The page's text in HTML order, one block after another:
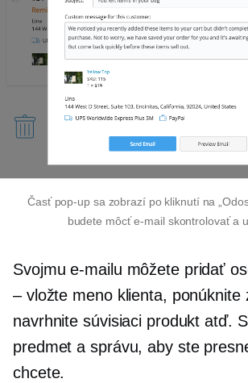
Časť pop-upsa zobrazí po kliknutí na
budete môcť e-mail skontrolovať a
Svojmu e-mailu môžete pridať
– vložte meno klienta, ponúknite
navrhnite súvisiaci produkt atď.
predmet a správu, aby ste
chcete.